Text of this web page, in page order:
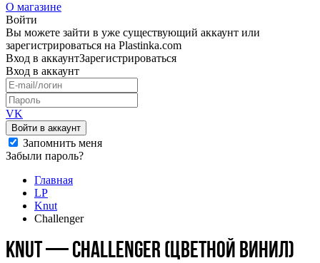
О магазине
Войти
Вы можете зайти в уже существующий аккаунт или
зарегистрироваться на Plastinka.com
Вход в аккаунтЗарегистрироваться
Вход в аккаунт
VK
Войти в аккаунт
Запомнить меня
Забыли пароль?
Главная
LP
Knut
Challenger
Knut — Challenger (цветной винил)